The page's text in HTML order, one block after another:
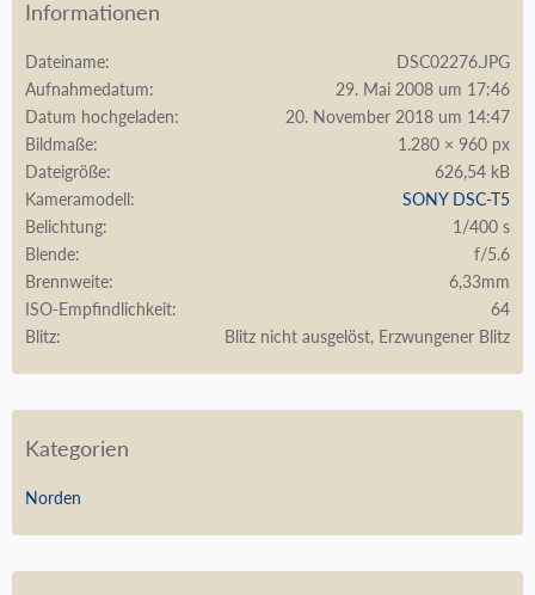
Informationen
Dateiname
DSC02276.JPG
Aufnahmedatum
29. Mai 2008 um 17:46
Datum hochgeladen
20. November 2018 um 14:47
Bildmaße
1.280 × 960 px
Dateigröße
626,54 kB
Kameramodell
SONY DSC-T5
Belichtung
1/400 s
Blende
f/5.6
Brennweite
6,33mm
ISO-Empfindlichkeit
64
Blitz
Blitz nicht ausgelöst, Erzwungener Blitz
Kategorien
Norden